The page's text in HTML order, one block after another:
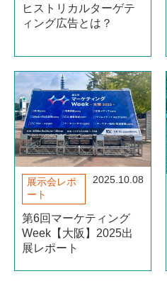
ヒストリカルターゲテ
ィング広告とは？
展示会レポ
ート
2025.10.08
第6回マーケティング
Week【大阪】2025出
展レポート